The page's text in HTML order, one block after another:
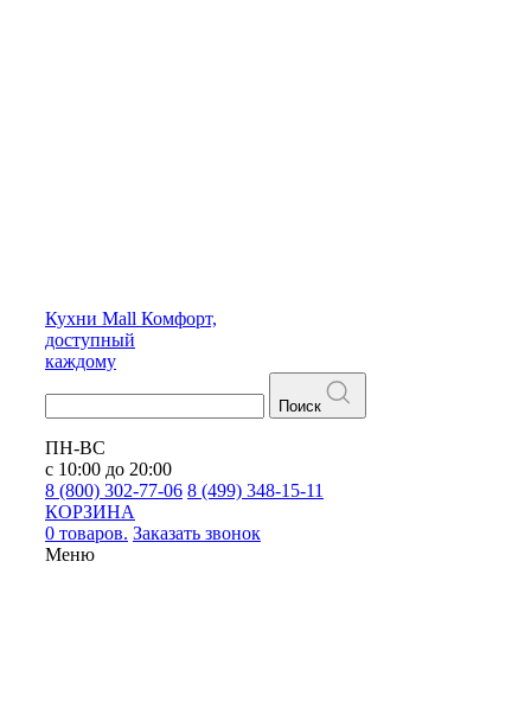
Кухни Mall Комфорт,
доступный
каждому
Поиск
ПН-ВС
с 10:00 до 20:00
8 (800) 302-77-06 8 (499) 348-15-11
КОРЗИНА
0 товаров. Заказать звонок
Меню